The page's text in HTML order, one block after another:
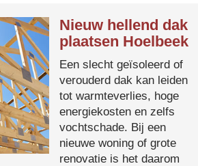
Nieuw hellend dak
plaatsen Hoelbeek
Een slecht geïsoleerd of
verouderd dak kan leiden
tot warmteverlies, hoge
energiekosten en zelfs
vochtschade. Bij een
nieuwe woning of grote
renovatie is het daarom